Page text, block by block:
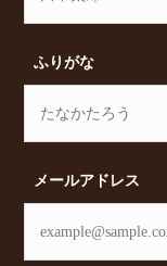
ふりがな
メールアドレス